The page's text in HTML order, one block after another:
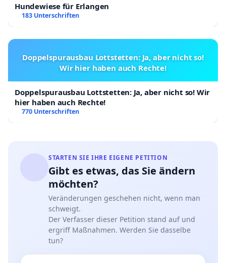
Hundewiese für Erlangen
183 Unterschriften
Doppelspurausbau Lottstetten: Ja, aber nicht so!
Wir hier haben auch Rechte!
Doppelspurausbau Lottstetten: Ja, aber nicht so! Wir
hier haben auch Rechte!
770 Unterschriften
STARTEN SIE IHRE EIGENE PETITION
Gibt es etwas, das Sie ändern
möchten?
Veränderungen geschehen nicht, wenn man
schweigt.
Der Verfasser dieser Petition stand auf und
ergriff Maßnahmen. Werden Sie dasselbe
tun?